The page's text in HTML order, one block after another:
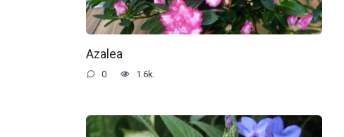
Azalea
0 1.6k.